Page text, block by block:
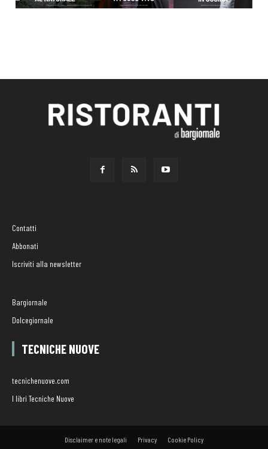
Contatti
Abbonati
Iscriviti alla newsletter
Bargiornale
Dolcegiornale
TECNICHE NUOVE
tecnichenuove.com
I libri Tecniche Nuove
Disclaimer e note legali Privacy Cookie Policy